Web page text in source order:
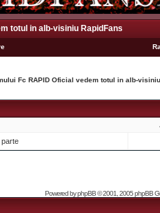
totul in alb-visiniu RapidFans
Fc RAPID Oficial vedem totul in alb-
parte
Powered byphpBB© 2001, 2005 phpBB